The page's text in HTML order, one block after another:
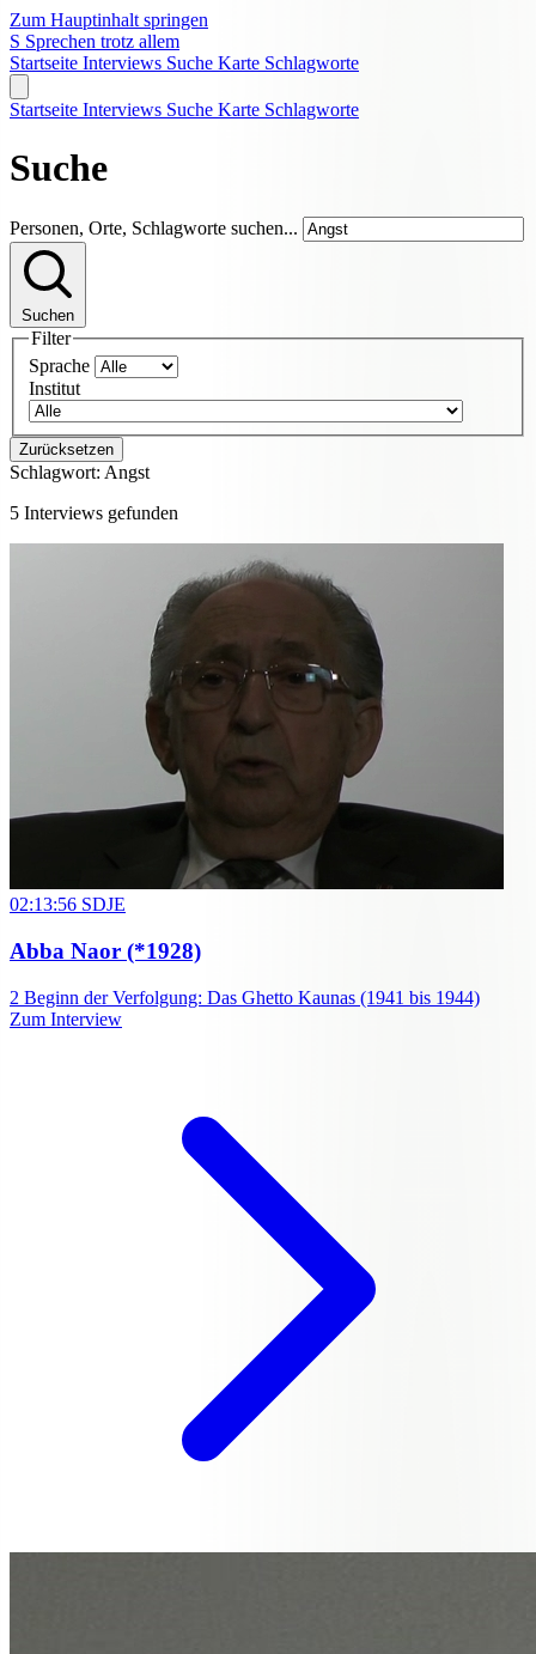
Zum Hauptinhalt springen
S Sprechen trotz allem
Startseite Interviews Suche Karte Schlagworte
Startseite Interviews Suche Karte Schlagworte
Suche
Personen, Orte, Schlagworte suchen...
Suchen
Filter
Sprache
Institut
Zurücksetzen
Schlagwort: Angst
5 Interviews gefunden
02:13:56 SDJE
Abba Naor (*1928)
2 Beginn der Verfolgung: Das Ghetto Kaunas (1941 bis 1944)
Zum Interview